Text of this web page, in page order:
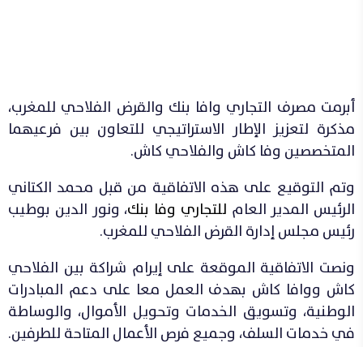
أبرمت مصرف التجاري وافا بنك والقرض الفلاحي للمغرب،
مذكرة لتعزيز الإطار الاستراتيجي للتعاون بين فرعيهما
المتخصصين وفا كاش والفلاحي كاش.
وتم التوقيع على هذه الاتفاقية من قبل محمد الكتاني
الرئيس المدير العام للتجاري وفا بنك، ونور الدين بوطيب
رئيس مجلس إدارة القرض الفلاحي للمغرب.
ونصت الاتفاقية الموقعة على إيرام شراكة بين الفلاحي
كاش ووافا كاش بهدف العمل معا على دعم المبادرات
الوطنية، وتسويق الخدمات وتحويل الأموال، والوساطة
في خدمات السلف، وجميع فرص الأعمال المتاحة للطرفين.